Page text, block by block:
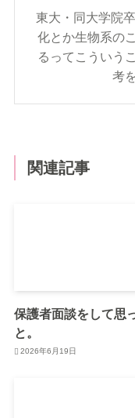
東大・同大学院
化とか生物系の
るってこういう
考
関連記事
保護者面談をして思
と。
2026年6月19日